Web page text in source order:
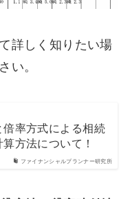
詳しく知りたい場
い。
ファイナンシャルプランナー研究所
倍率方式による相続
方法について！